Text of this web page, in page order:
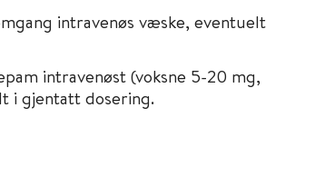
intravenøs væske, eventuelt
intravenøst (voksne 5-20 mg,
i gjentatt dosering.